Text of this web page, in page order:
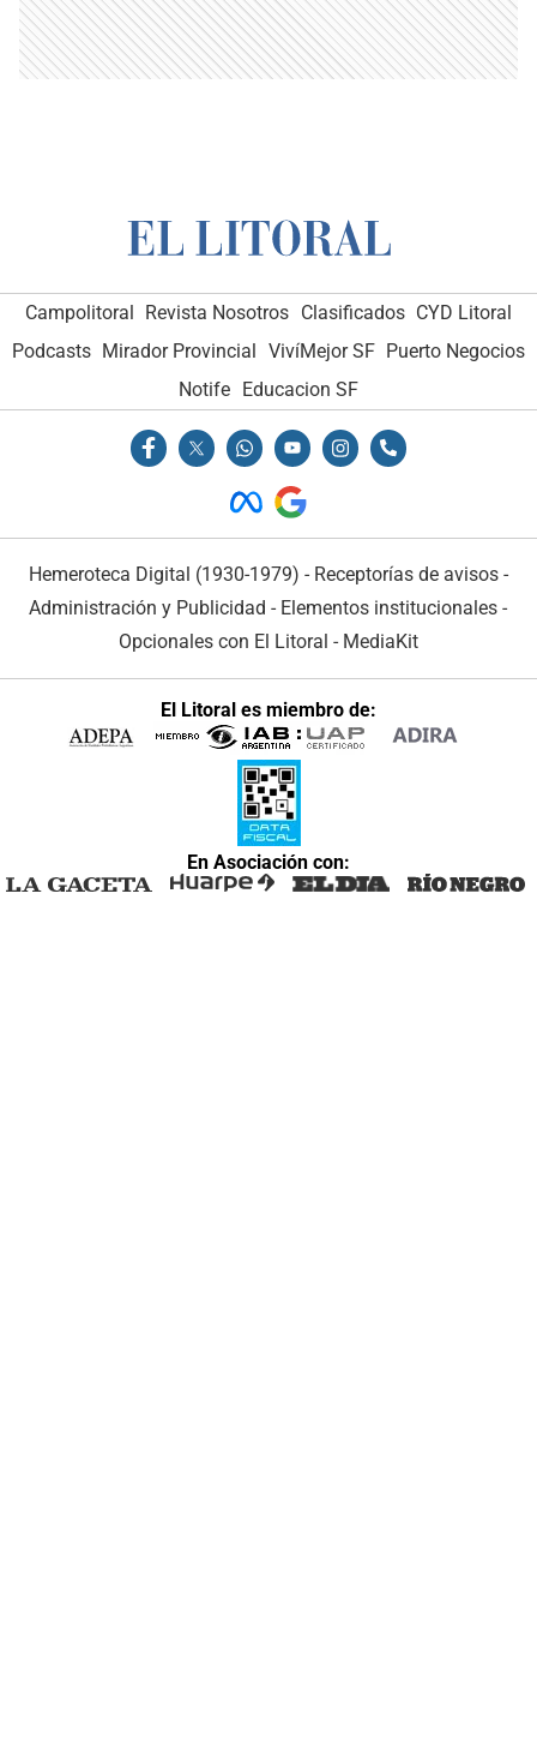
Campolitoral Revista Nosotros Clasificados CYD Litoral
Podcasts Mirador Provincial VivíMejor SF Puerto Negocios
Notife
Educacion SF
Hemeroteca Digital (1930-1979) - Receptorías de avisos -
Administración y Publicidad - Elementos institucionales -
Opcionales con El Litoral - MediaKit
El Litoral es miembro de:
En Asociación con: